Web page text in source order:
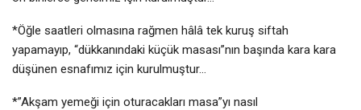
*Öğle saatleri olmasına rağmen hâlâ tek kuruş siftah
yapamayıp, “dükkanındaki küçük masası”nın başında kara kara
düşünen esnafımız için kurulmuştur…
*”Akşam yemeği için oturacakları masa”yı nasıl